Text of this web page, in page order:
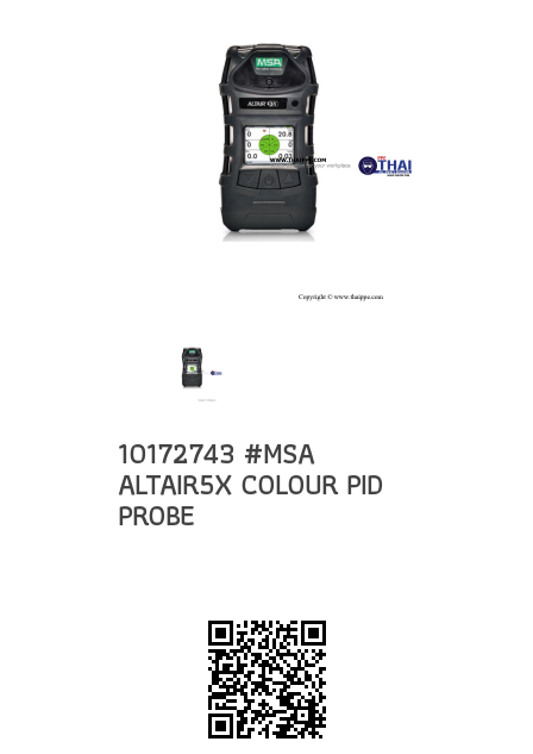
10172743 #MSA
ALTAIR5X COLOUR PID
PROBE